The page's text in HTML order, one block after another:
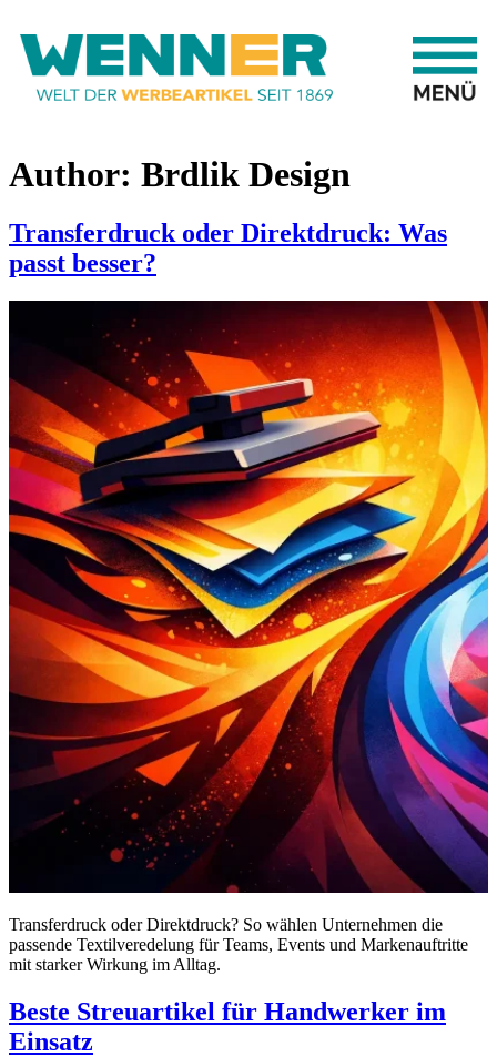
Author: Brdlik Design
Transferdruck oder Direktdruck: Was
passt besser?
Transferdruck oder Direktdruck? So wählen Unternehmen die
passende Textilveredelung für Teams, Events und Markenauftritte
mit starker Wirkung im Alltag.
Beste Streuartikel für Handwerker im
Einsatz